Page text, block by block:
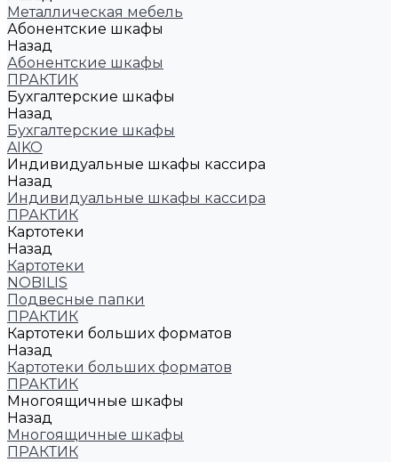
Металлическая мебель
Абонентские шкафы
Назад
Абонентские шкафы
ПРАКТИК
Бухгалтерские шкафы
Назад
Бухгалтерские шкафы
AIKO
Индивидуальные шкафы кассира
Назад
Индивидуальные шкафы кассира
ПРАКТИК
Картотеки
Назад
Картотеки
NOBILIS
Подвесные папки
ПРАКТИК
Картотеки больших форматов
Назад
Картотеки больших форматов
ПРАКТИК
Многоящичные шкафы
Назад
Многоящичные шкафы
ПРАКТИК